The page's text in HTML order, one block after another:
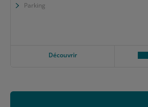
Parking
Découvrir